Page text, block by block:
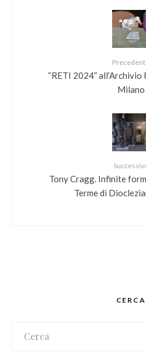
“RETI 2024” all’Archivio
Milano
Tony Cragg. Infinite
Terme di
CERCA